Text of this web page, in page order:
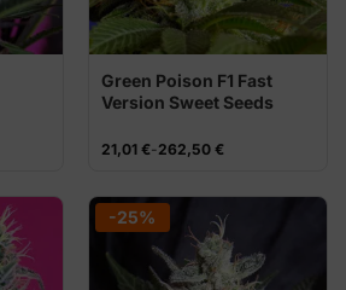
Green Poison F1 Fast
Version Sweet Seeds
21,01 €-262,50 €
Rango
21,01 €
hasta
262,50 €
-25%